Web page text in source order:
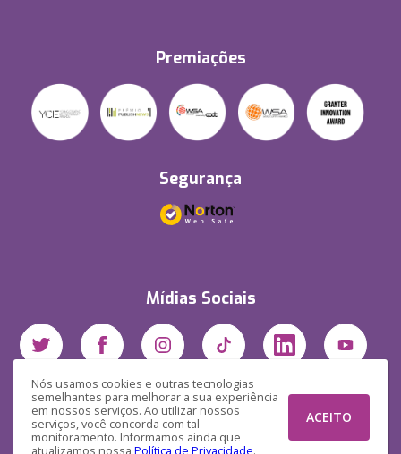
Nós usamos cookies e outras tecnologias
semelhantes para melhorar a sua experiência
em nossos serviços. Ao utilizar nossos
serviços, você concorda com tal
monitoramento. Informamos ainda que
atualizamos nossa Política de Privacidade.
ACEITO
Premiações
Segurança
Mídias Sociais